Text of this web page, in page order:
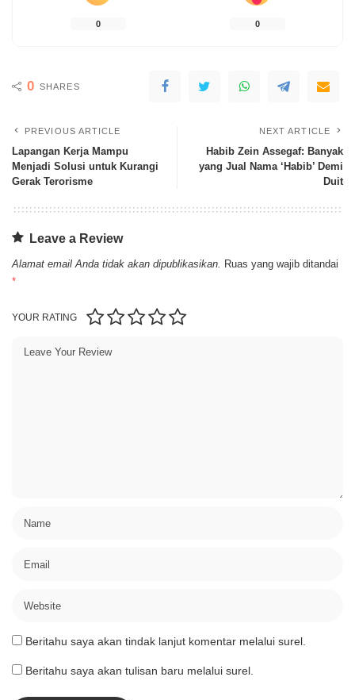
0 0
0 SHARES
PREVIOUS ARTICLE
Lapangan Kerja Mampu
Menjadi Solusi untuk Kurangi
Gerak Terorisme
NEXT ARTICLE
Habib Zein Assegaf: Banyak
yang Jual Nama ‘Habib’ Demi
Duit
Leave a Review
Alamat email Anda tidak akan dipublikasikan. Ruas yang wajib ditandai
*
YOUR RATING
Beritahu saya akan tindak lanjut komentar melalui surel.
Beritahu saya akan tulisan baru melalui surel.